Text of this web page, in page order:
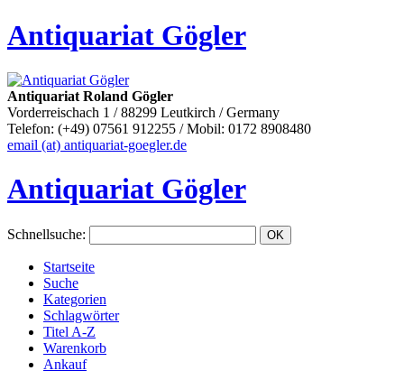
Antiquariat Gögler
Antiquariat Roland Gögler
Vorderreischach 1 / 88299 Leutkirch / Germany
Telefon: (+49) 07561 912255 / Mobil: 0172 8908480
email (at) antiquariat-goegler.de
Antiquariat Gögler
Schnellsuche:
Startseite
Suche
Kategorien
Schlagwörter
Titel A-Z
Warenkorb
Ankauf